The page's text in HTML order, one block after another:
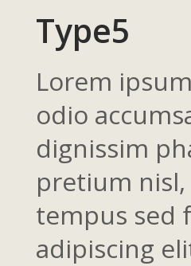
Type5
Lorem
odio
dignissim
pretium
tempus sed
adipiscing